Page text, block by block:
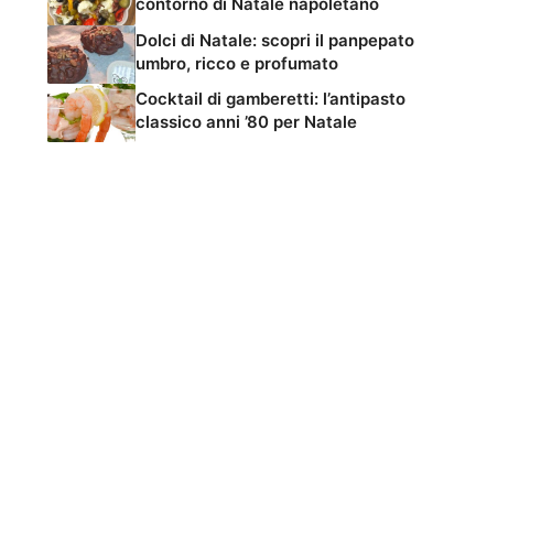
contorno di Natale napoletano
Dolci di Natale: scopri il panpepato
umbro, ricco e profumato
Cocktail di gamberetti: l’antipasto
classico anni ’80 per Natale